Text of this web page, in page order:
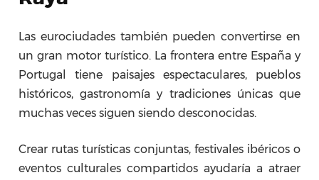
Las eurociudades también pueden convertirse en
un gran motor turístico. La frontera entre España y
Portugal tiene paisajes espectaculares, pueblos
históricos, gastronomía y tradiciones únicas que
muchas veces siguen siendo desconocidas.
Crear rutas turísticas conjuntas, festivales ibéricos o
eventos culturales compartidos ayudaría a atraer